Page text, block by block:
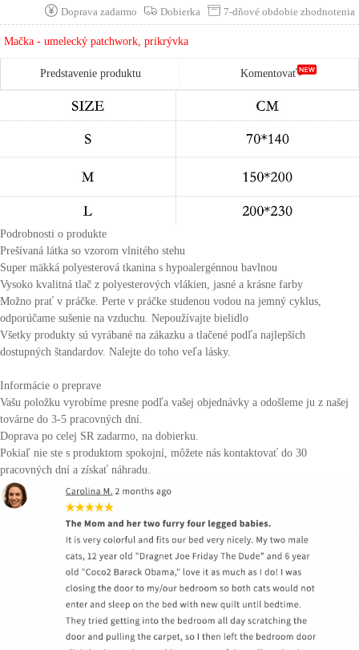
Zhao** Kúpiť Succ 19Pred niekoľkými minútami
Chen** Kúpiť Succ 8Pred niekoľkými minútami
王** Kúpiť Succ 24Pred niekoľkými minútami
张** Kúpiť Succ 15Pred niekoľkými minútami
Liu** Kúpiť Succ 2Pred niekoľkými minútami
Liu** Kúpiť Succ 2 Pred niekoľkými minútami
les** Kúpiť Succ 3Pred niekoľkými minútami
Doprava zadarmo Dobierka 7-dňové obdobie zhodnotenia
Mačka - umelecký patchwork, prikrývka
Predstavenie produktu Komentovať
Podrobnosti o produkte
Prešívaná látka so vzorom vlnitého stehu
Super mäkká polyesterová tkanina s hypoalergénnou bavlnou
Vysoko kvalitná tlač z polyesterových vlákien, jasné a krásne farby
Možno prať v práčke. Perte v práčke studenou vodou na jemný cyklus,
odporúčame sušenie na vzduchu. Nepoužívajte bielidlo
Všetky produkty sú vyrábané na zákazku a tlačené podľa najlepších
dostupných štandardov. Nalejte do toho veľa lásky.
Informácie o preprave
Vašu položku vyrobíme presne podľa vašej objednávky a odošleme ju z našej
továrne do 3-5 pracovných dní.
Doprava po celej SR zadarmo, na dobierku.
Pokiaľ nie ste s produktom spokojní, môžete nás kontaktovať do 30
pracovných dní a získať náhradu.